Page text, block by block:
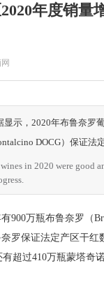
年度销量
示，2020年布鲁奈罗
DOCG）保证法
in 2020 were good
万瓶布鲁奈罗（
罗保证法定产区干
超过410万瓶蒙塔奇